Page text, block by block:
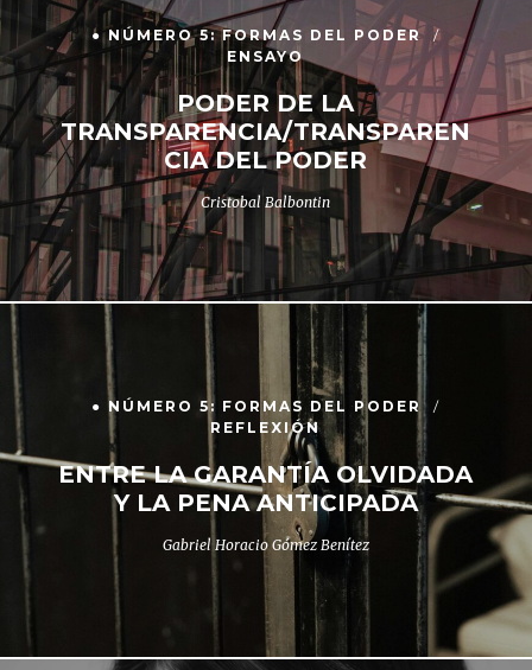
● NÚMERO 5: FORMAS DEL PODER
ENSAYO
PODER DE LA
TRANSPARENCIA/TRANSPAREN
CIA DEL PODER
Cristobal Balbontin
● NÚMERO 5: FORMAS DEL PODER
REFLEXIÓN
ENTRE LA GARANTÍA OLVIDADA
Y LA PENA ANTICIPADA
Gabriel Horacio Gómez Benítez